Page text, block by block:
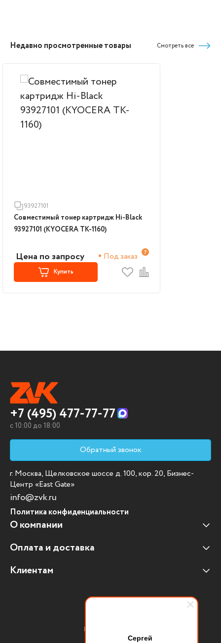
Сергей
Недавно просмотренные товары Смотреть все
93927101
Совместимый тонер картридж Hi-Black
93927101 (KYOCERA TK-1160)
Цена по запросу Под заказ
Купить
+7 (495) 477-77-77
c 10:00 до 18:00
Обратный звонок
г. Москва, Щелковское шоссе д. 100, кор. 20, Бизнес-
Центр «East Gate»
info@zvk.ru
Политика конфиденциальности
О компании
Наши клиенты
Отзывы клиентов
Оплата и доставка
Оплата и доставка
Клиентам
Мультимедийное оборудование
Присоединяйтесь: